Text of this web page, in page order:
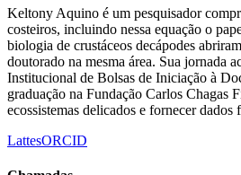
Keltony Aquino é um pesquisador
costeiros, incluindo nessa equação o
biologia de crustáceos decápodes
doutorado na mesma área. Sua jornada
Institucional de Bolsas de Iniciação à
graduação na Fundação Carlos Chagas
ecossistemas delicados e fornecer dados
LattesORCID